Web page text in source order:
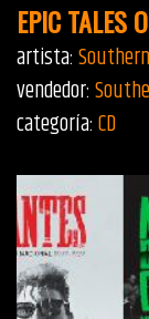
EPIC TALES
artista:
vendedor:
categoría:CD